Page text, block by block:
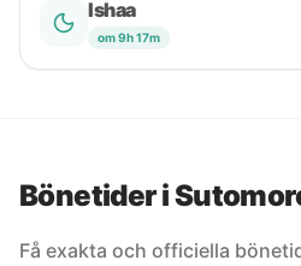
Ishaa
om 9h 17m
Bönetider i
Få exakta och officiella